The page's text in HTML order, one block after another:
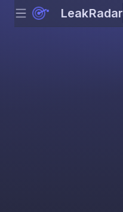
Menu LeakRadar